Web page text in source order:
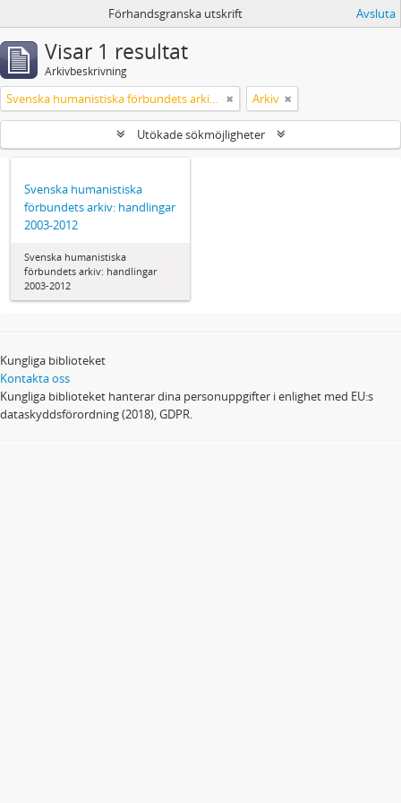
Förhandsgranska utskrift Avsluta
Visar 1 resultat
Arkivbeskrivning
Svenska humanistiska förbundets arkiv: handlingar 2003-2012 Arkiv
Utökade sökmöjligheter
Svenska humanistiska
förbundets arkiv: handlingar
2003-2012
Svenska humanistiska
förbundets arkiv: handlingar
2003-2012
Kungliga biblioteket
Kontakta oss
Kungliga biblioteket hanterar dina personuppgifter i enlighet med EU:s
dataskyddsförordning (2018), GDPR.